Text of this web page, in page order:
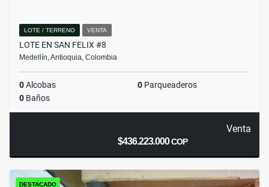
LOTE / TERRENO VENTA
LOTE EN SAN FELIX #8
Medellín, Antioquia, Colombia
0Alcobas 0 Parqueaderos
0 Baños
Venta
$436.223.000COP
DESTACADO